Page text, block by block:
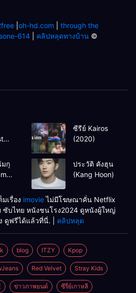
oh-hd.com
through the
sone-614 คลิปหลุดทางบ้าน ©
ซีรีย์ Kairos
(2020)
กุ
ประวัติ คังฮุน
(Kang Hoon)
เรื่อง imovieไม่มีโฆษณาคั่น Netflix
ซับไทย หนังชนโรง2024 ดูหนังผู้ใหญ่
ดูฟรีได้แล้วที่นี่. | คลิปหลุด
blog ITZY Kpop
Red Velvet Stray Kids
ข่าวภาพยนต์ ซีรี่ย์เกาหลี